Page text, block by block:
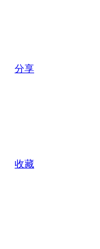
分享
收藏